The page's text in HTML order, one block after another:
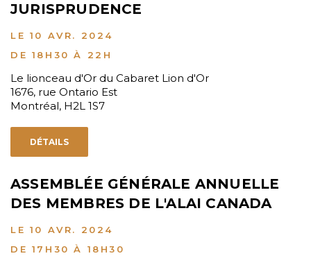
JURISPRUDENCE
LE 10 AVR. 2024
DE 18H30 À 22H
Le lionceau d'Or du Cabaret Lion d'Or
1676, rue Ontario Est
Montréal, H2L 1S7
DÉTAILS
ASSEMBLÉE GÉNÉRALE ANNUELLE
DES MEMBRES DE L'ALAI CANADA
LE 10 AVR. 2024
DE 17H30 À 18H30